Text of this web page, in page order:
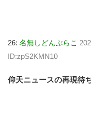
26: 名無しどんぶらこ
ID:zpS2KMN10
仰天ニュースの再現待